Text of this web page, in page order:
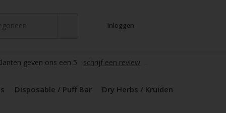
Inloggen
geven ons een 5 schrijf een review
Disposable / Puff Bar Dry Herbs / Kruiden